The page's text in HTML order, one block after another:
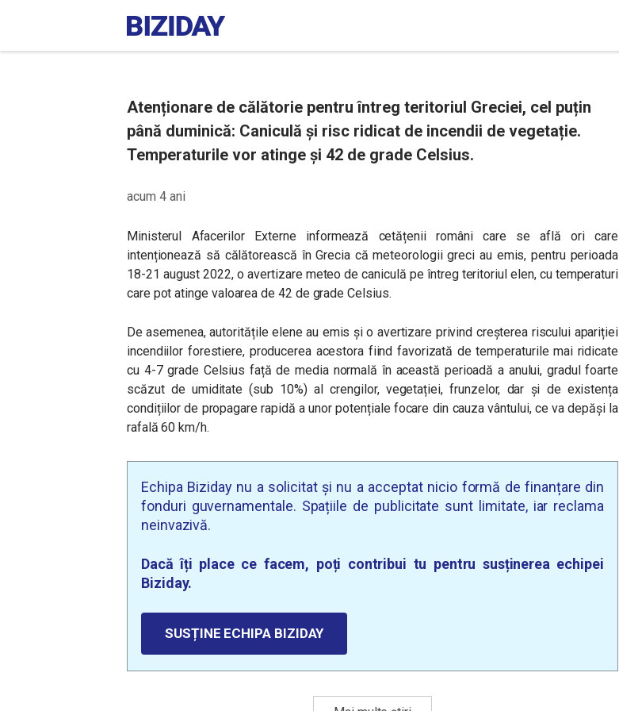
Atenționare de călătorie pentru întreg teritoriul Greciei, cel puțin
până duminică: Caniculă și risc ridicat de incendii de vegetație.
Temperaturile vor atinge și 42 de grade Celsius.
acum 4 ani
Ministerul Afacerilor Externe informează cetățenii români care se află ori care
intenționează să călătorească în Grecia că meteorologii greci au emis, pentru perioada
18-21 august 2022, o avertizare meteo de caniculă pe întreg teritoriul elen, cu temperaturi
care pot atinge valoarea de 42 de grade Celsius.
De asemenea, autoritățile elene au emis și o avertizare privind creșterea riscului apariției
incendiilor forestiere, producerea acestora fiind favorizată de temperaturile mai ridicate
cu 4-7 grade Celsius față de media normală în această perioadă a anului, gradul foarte
scăzut de umiditate (sub 10%) al crengilor, vegetației, frunzelor, dar și de existența
condițiilor de propagare rapidă a unor potențiale focare din cauza vântului, ce va depăși la
rafală 60 km/h.
Echipa Biziday nu a solicitat și nu a acceptat nicio formă de finanțare din
fonduri guvernamentale. Spațiile de publicitate sunt limitate, iar reclama
neinvazivă.
Dacă îți place ce facem, poți contribui tu pentru susținerea echipei
Biziday.
SUSȚINE ECHIPA BIZIDAY